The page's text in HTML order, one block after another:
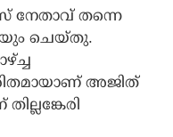
തന്നെ
ചെയ്തു.
അജിത്